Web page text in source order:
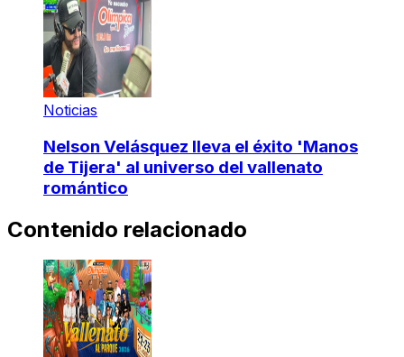
Noticias
Nelson Velásquez lleva el éxito 'Manos
de Tijera' al universo del vallenato
romántico
Contenido relacionado